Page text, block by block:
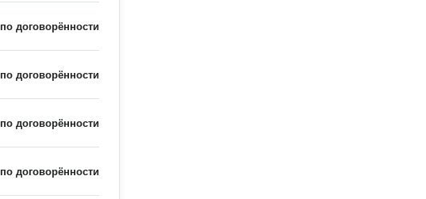
по договорённости
по договорённости
по договорённости
по договорённости